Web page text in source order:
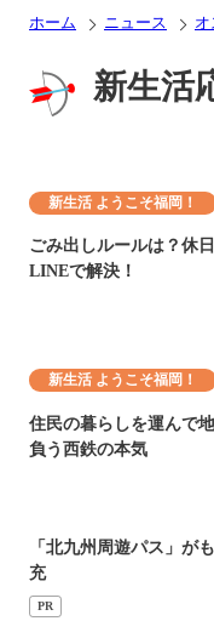
ホーム ニュース オ
新生活
新生活 ようこそ福岡！
ごみ出しルールは？休
LINEで解決！
新生活 ようこそ福岡！
住民の暮らしを運んで
負う西鉄の本気
「北九州周遊パス」が
充
PR